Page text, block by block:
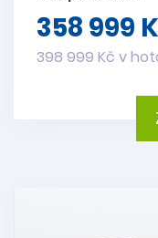
358 999
398 999 Kč v